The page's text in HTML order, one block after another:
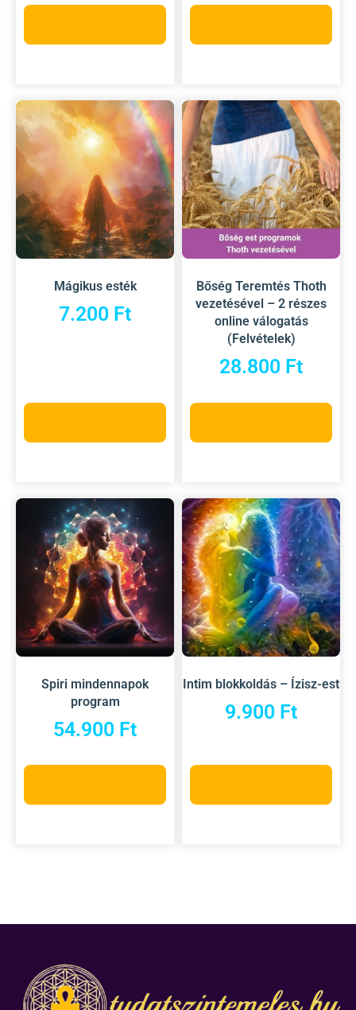
Mágikus esték
7.200 Ft
Bőség Teremtés Thoth
vezetésével – 2 részes
online válogatás
(Felvételek)
28.800 Ft
Spiri mindennapok
program
54.900 Ft
Intim blokkoldás – Ízisz-est
9.900 Ft